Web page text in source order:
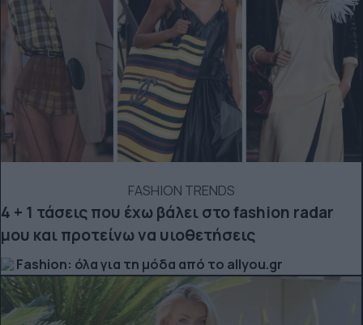
FASHION TRENDS
4 + 1 τάσεις που έχω βάλει στο fashion radar
μου και προτείνω να υιοθετήσεις
Fashion: όλα για τη μόδα από το allyou.gr